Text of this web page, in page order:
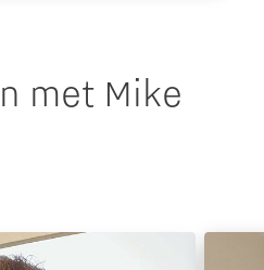
met Mike